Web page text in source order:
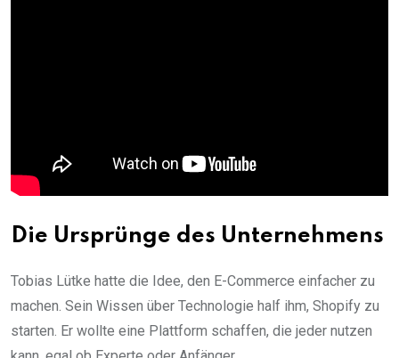
Die Ursprünge des Unternehmens
Tobias Lütke hatte die Idee, den E-Commerce einfacher zu
machen. Sein Wissen über Technologie half ihm, Shopify zu
starten. Er wollte eine Plattform schaffen, die jeder nutzen